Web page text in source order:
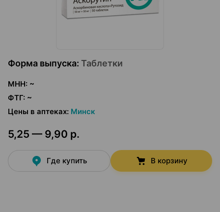
Форма выпуска: Таблетки
МНН: ~
ФТГ: ~
Цены в аптеках: Минск
5,25 — 9,90 р.
Где купить В корзину